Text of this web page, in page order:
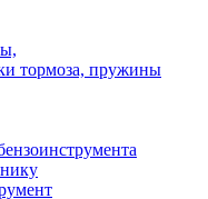
тормоза, пружины